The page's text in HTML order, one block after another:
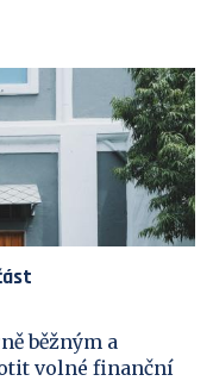
běžným a
volné finanční